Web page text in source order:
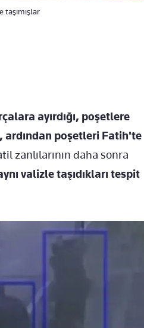
taşımışlar
ayırdığı, poşetlere
ardından poşetleri Fatih'te
zanlılarının daha sonra
valizle taşıdıkları tespit